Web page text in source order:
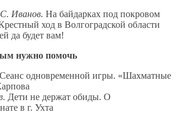
Иванов. На байдарках под покровом
ход в Волгоградской области
да будет вам!
нужно помочь
Сеанс одновременной игры. «Шахматные
Дети не держат обиды. О
в г. Ухта